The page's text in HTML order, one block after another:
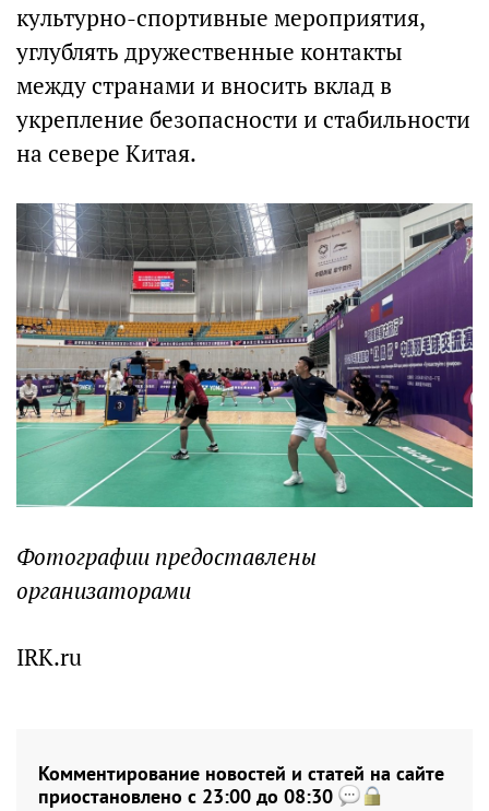
культурно-спортивные мероприятия,
углублять дружественные контакты
между странами и вносить вклад в
укрепление безопасности и стабильности
на севере Китая.
Фотографии предоставлены
организаторами
IRK.ru
Комментирование новостей и статей на сайте
приостановлено с 23:00 до 08:30